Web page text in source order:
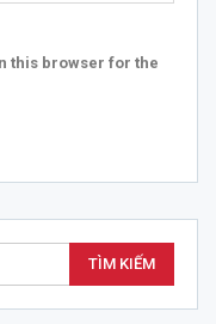
this browser for the